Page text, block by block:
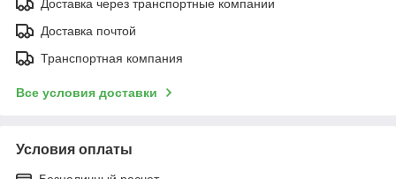
Доставка через транспортные компании
Доставка почтой
Транспортная компания
Все условия доставки
Условия оплаты